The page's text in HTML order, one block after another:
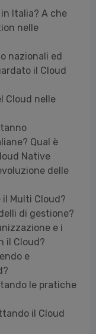
Italia? A che
nelle
nazionali ed
il Cloud
Cloud nelle
Qual è
Native
delle
il Multi Cloud?
di gestione?
e i
il Cloud?
e
le pratiche
il Cloud